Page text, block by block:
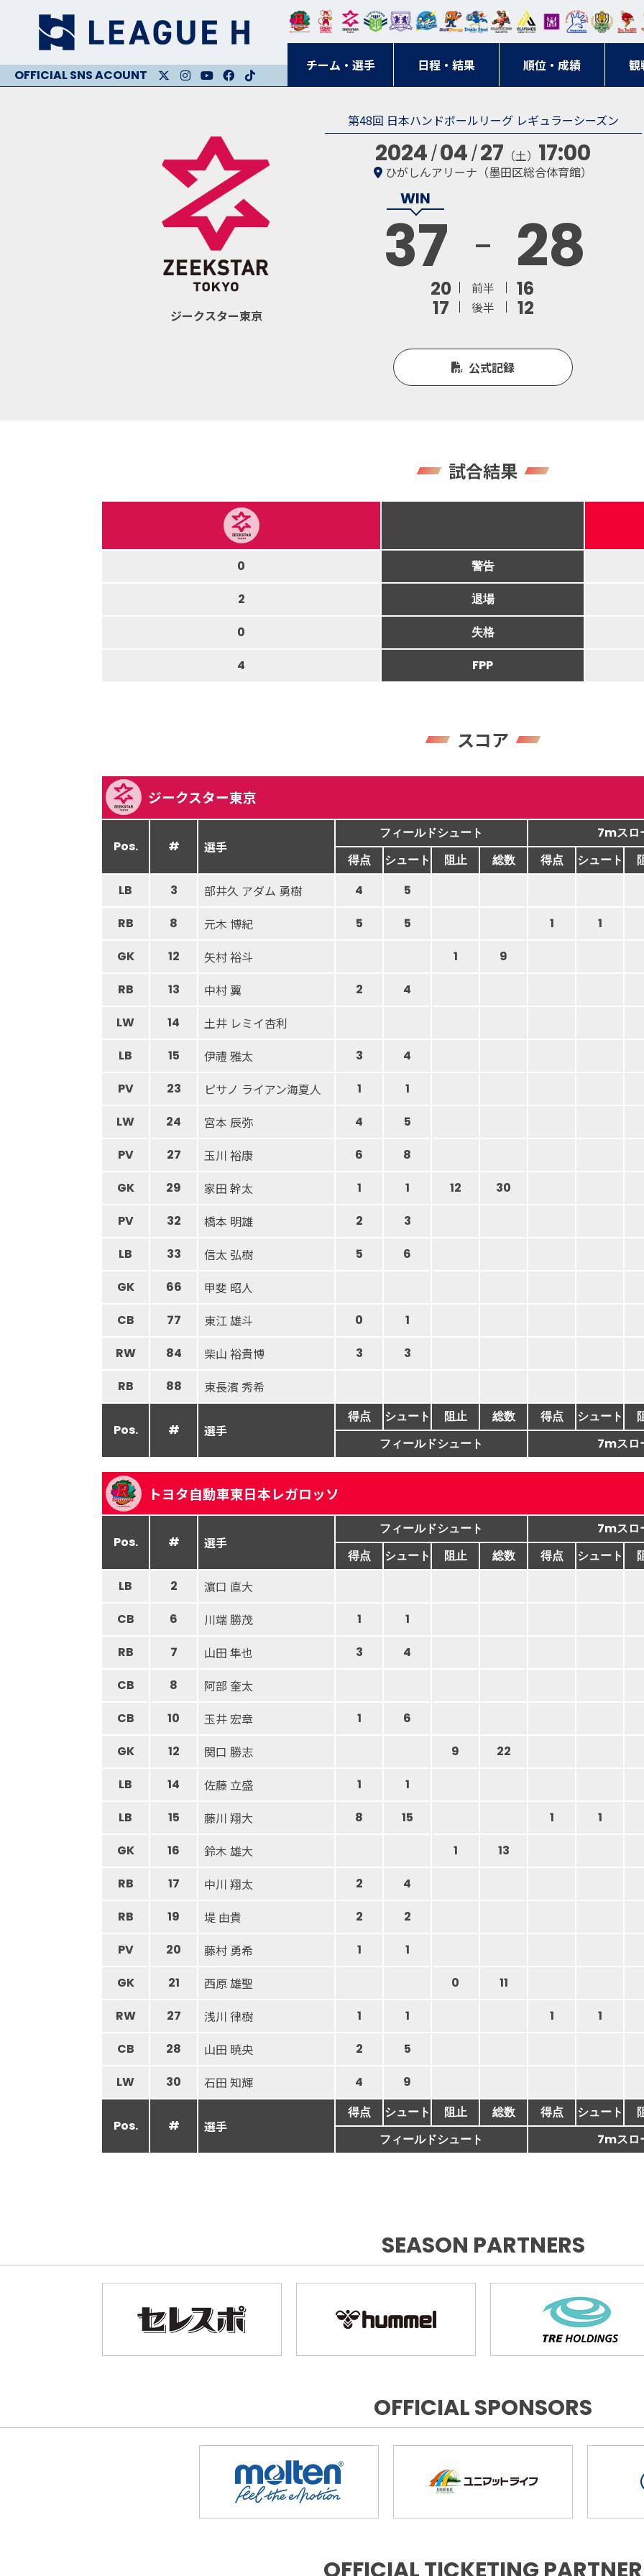
チーム・選手 日程・結果 順位・成績 観
東日
本レ
ガロ
オー
ソル
埼玉
クス
ター
東京
BM
川
ドリ
ーム
ス
寺ブ
ルー
サン
ーフ
ァル
コン
屋
ニッ キン
ス大
阪
エゾハン
ブ
ンウ
ルヴ
ス福
第48回 日本ハンドボールリーグ レギュラーシーズン
ジークスター東京
2024 04 27 （土） 17:00
ひがしんアリーナ（墨田区総合体育館）
37 28
20 前半
16
17
後半 12
公式記録
試合結果
0
警告
2
退場
0
失格
4
FPP
スコア
ジークスター東京
Pos. # 選手
フィールドシュート
7mスロ
得点
シュート 阻止 総数 得点 シュート
LB
3 部井久 アダム 勇樹 4
5
RB
8 元木 博紀 5 5 1
1
GK
12 矢村 裕斗 1
9
RB
13 中村 翼 2
4
LW
14 土井 レミイ杏利
LB 15 伊禮 雅太 3
4
PV
23 ピサノ ライアン海夏人 1
1
LW
24 宮本 辰弥 4
5
PV
27 玉川 裕康 6
8
GK
29 家田 幹太 1 1 12
30
PV
32 橋本 明雄 2
3
LB
33 信太 弘樹 5
6
GK
66 甲斐 昭人
CB 77 東江 雄斗 0
1
RW
84 柴山 裕貴博 3
3
RB
88 東長濱 秀希
Pos. # 選手
得点 シュート 阻止 総数 得点 シュート
フィールドシュート
7mスロ
トヨタ自動車東日本レガロッソ
Pos. # 選手
フィールドシュート
7mスロ
得点
シュート 阻止 総数 得点 シュート
LB
2 濵口 直大
CB 6 川端 勝茂 1
1
RB
7 山田 隼也 3
4
CB
8 阿部 奎太
CB 10 玉井 宏章 1
6
GK
12 関口 勝志 9
22
LB
14 佐藤 立盛 1
1
LB
15 藤川 翔大 8 15 1
1
GK
16 鈴木 雄大 1
13
RB
17 中川 翔太 2
4
RB
19 堤 由貴 2
2
PV
20 藤村 勇希 1
1
GK
21 西原 雄聖 0
11
RW
27 浅川 律樹 1 1 1
1
CB
28 山田 暁央 2
5
LW
30 石田 知輝 4 9
Pos. # 選手
得点 シュート 阻止 総数 得点 シュート
フィールドシュート
7mスロ
SEASON PARTNERS
OFFICIAL SPONSORS